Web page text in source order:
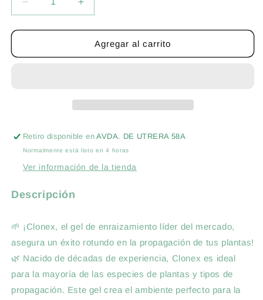
Reducir
cantidad
para
GEL
ENRAIZAMIENTO
Aumentar
cantidad
para
CLONEX
GEL
ENRAIZAMIENTO
Agregar al carrito
Retiro disponible enAVDA. DE UTRERA 58A
Normalmente está listo en 4 horas
Ver información de la tienda
Descripción
🌱 ¡Clonex, el gel de enraizamiento líder del mercado,
asegura un éxito rotundo en la propagación de tus plantas!
🌿 Nacido de décadas de experiencia, Clonex es ideal
para la mayoría de las especies de plantas y tipos de
propagación. Este gel crea el ambiente perfecto para la